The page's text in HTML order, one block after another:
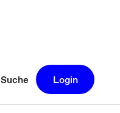
Suche Login